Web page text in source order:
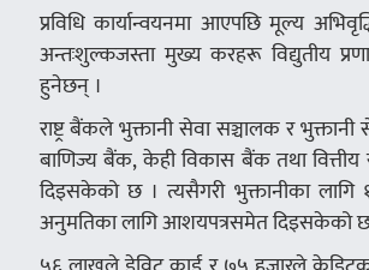
प्रविधि कार्यान्वयनमा आएपछि मूल्य
अन्तःशुल्कजस्ता मुख्य करहरू विद्युतीय
हुनेछन् ।
राष्ट्र बैंकले भुक्तानी सेवा सञ्चालक र भुक्तानी
बाणिज्य बैंक, केही विकास बैंक तथा
दिइसकेको छ । त्यसैगरी भुक्तानीका लागि
अनुमतिका लागि आशयपत्रसमेत दिइसकेको